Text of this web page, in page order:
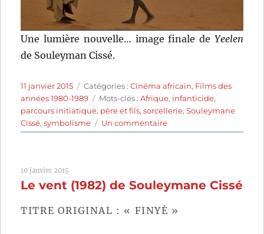
Une lumière nouvelle… image finale de Yeelen
de Souleyman Cissé.
Publié
le
11 janvier 2015 Catégories
Catégories :Cinéma africain, Films des
années 1980-1989
Étiquettes
Mots-clés :Afrique, infanticide,
parcours initiatique, père et fils,sorcellerie,Souleymane
Cissé,symbolisme Un commentairesur
La
Souleymane
10 janvier 2015
Le vent (1982) de Souleymane Cissé
TITRE ORIGINAL : « FINYÈ »